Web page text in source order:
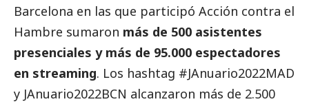
Barcelona en las que participó Acción contra el
Hambre sumaron más de 500 asistentes
presenciales y más de 95.000 espectadores
en streaming. Los hashtag #JAnuario2022MAD
y JAnuario2022BCN alcanzaron más de 2.500